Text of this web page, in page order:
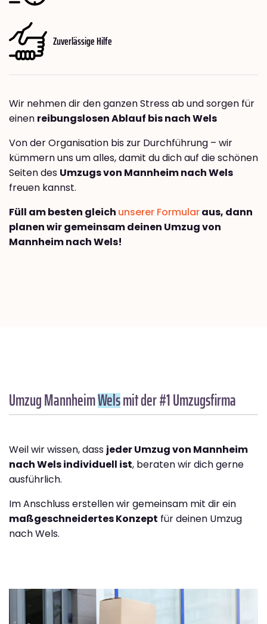
Zuverlässige Hilfe
Wir nehmen dir den ganzen Stress ab und sorgen für
einen reibungslosen Ablauf bis nach Wels
Von der Organisation bis zur Durchführung – wir
kümmern uns um alles, damit du dich auf die schönen
Seiten des Umzugs von Mannheim nach Wels
freuen kannst.
Füll am besten gleich unserer Formularaus, dann
planen wir gemeinsam deinen Umzug von
Mannheim nach Wels!
Umzug MannheimWelsmit der #1 Umzugsfirma
Weil wir wissen, dass jeder Umzug von Mannheim
nach Wels individuell ist, beraten wir dich gerne
ausführlich.
Im Anschluss erstellen wir gemeinsam mit dir ein
maßgeschneidertes Konzept für deinen Umzug
nach Wels.